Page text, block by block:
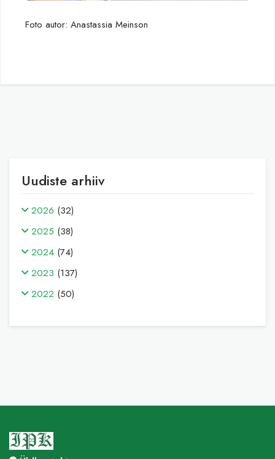
Foto autor: Anastassia Meinson
Uudiste arhiiv
2026 (32)
2025 (38)
2024 (74)
2023 (137)
2022 (50)